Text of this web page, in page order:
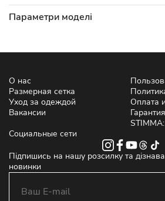
Параметри моделі
О нас
Размерная сетка
Уход за одеждой
Вакансии
Оплата
Социальные сети
Підпишись на нашу розсилку та
новинки